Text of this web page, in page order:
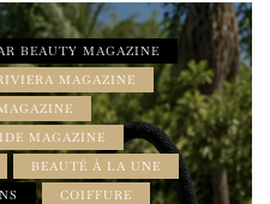
BEAUTY MAGAZINE
MAGAZINE
MAGAZINE
BEAUTÉ À LA UNE
COIFFURE